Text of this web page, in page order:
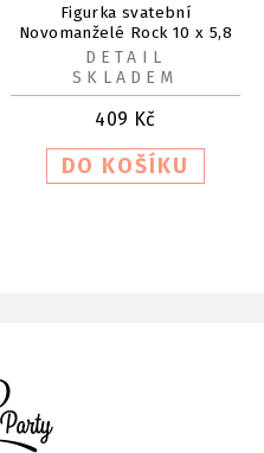
Figurka svatební
Novomanželé Rock 10 x 5,8
x 15 cm
409 Kč
DETAIL
SKLADEM